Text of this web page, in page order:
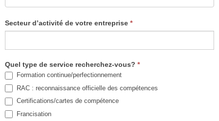
Secteur d’activité de votre entreprise *
Quel type de service recherchez-vous? *
Formation continue/perfectionnement
RAC : reconnaissance officielle des compétences
Certifications/cartes de compétence
Francisation